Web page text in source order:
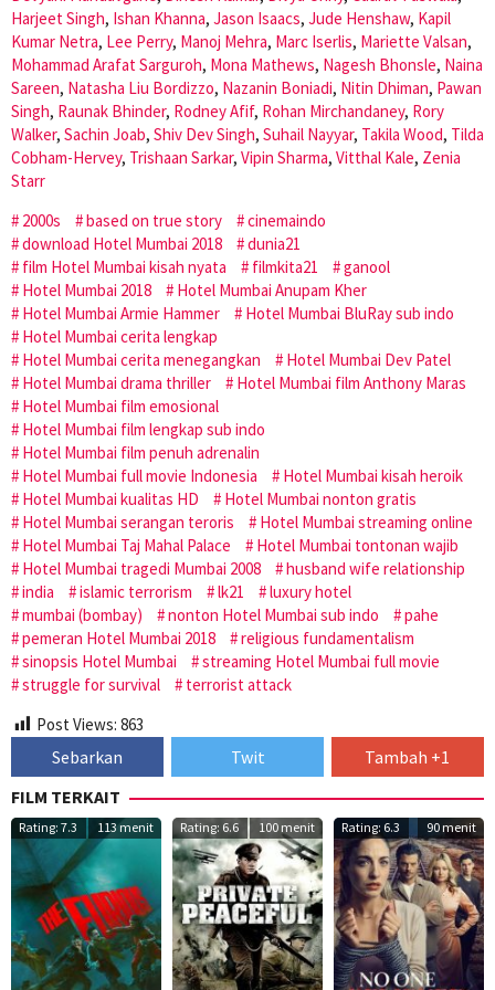
Harjeet Singh, Ishan Khanna, Jason Isaacs, Jude Henshaw, Kapil
Kumar Netra, Lee Perry, Manoj Mehra, Marc Iserlis, Mariette Valsan,
Mohammad Arafat Sarguroh, Mona Mathews, Nagesh Bhonsle, Naina
Sareen, Natasha Liu Bordizzo, Nazanin Boniadi, Nitin Dhiman, Pawan
Singh, Raunak Bhinder, Rodney Afif, Rohan Mirchandaney, Rory
Walker, Sachin Joab, Shiv Dev Singh, Suhail Nayyar, Takila Wood, Tilda
Cobham-Hervey, Trishaan Sarkar, Vipin Sharma, Vitthal Kale, Zenia
Starr
2000s
based on true story
cinemaindo
download Hotel Mumbai 2018
dunia21
film Hotel Mumbai kisah nyata
filmkita21
ganool
Hotel Mumbai 2018
Hotel Mumbai Anupam Kher
Hotel Mumbai Armie Hammer
Hotel Mumbai BluRay sub indo
Hotel Mumbai cerita lengkap
Hotel Mumbai cerita menegangkan
Hotel Mumbai Dev Patel
Hotel Mumbai drama thriller
Hotel Mumbai film Anthony Maras
Hotel Mumbai film emosional
Hotel Mumbai film lengkap sub indo
Hotel Mumbai film penuh adrenalin
Hotel Mumbai full movie Indonesia
Hotel Mumbai kisah heroik
Hotel Mumbai kualitas HD
Hotel Mumbai nonton gratis
Hotel Mumbai serangan teroris
Hotel Mumbai streaming online
Hotel Mumbai Taj Mahal Palace
Hotel Mumbai tontonan wajib
Hotel Mumbai tragedi Mumbai 2008
husband wife relationship
india
islamic terrorism lk21
luxury hotel
mumbai (bombay)
nonton Hotel Mumbai sub indo
pahe
pemeran Hotel Mumbai 2018
religious fundamentalism
sinopsis Hotel Mumbai
streaming Hotel Mumbai full movie
struggle for survival
terrorist attack
Post Views: 863
Sebarkan Twit
Tambah +1
FILM TERKAIT
Rating: 7.3 113 menit Rating: 6.6 100 menit Rating: 6.3 90 menit